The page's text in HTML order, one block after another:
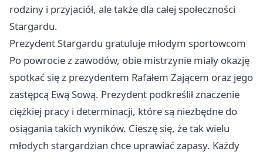
rodziny i przyjaciół, ale także dla całej społeczności
Stargardu.
Prezydent Stargardu gratuluje młodym sportowcom
Po powrocie z zawodów, obie mistrzynie miały okazję
spotkać się z prezydentem Rafałem Zającem oraz jego
zastępcą Ewą Sową. Prezydent podkreślił znaczenie
ciężkiej pracy i determinacji, które są niezbędne do
osiągania takich wyników. Cieszę się, że tak wielu
młodych stargardzian chce uprawiać zapasy. Każdy